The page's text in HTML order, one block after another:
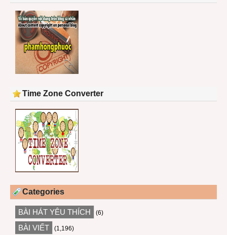
Time Zone Converter
Categories
BÀI HÁT YÊU THÍCH (6)
BÀI VIẾT (1,196)